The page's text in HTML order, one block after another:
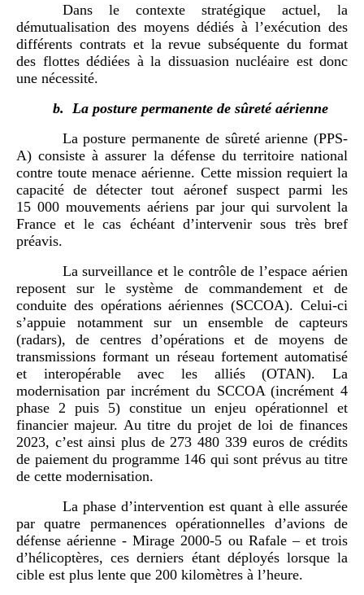
Dans le contexte stratégique actuel, la
démutualisation des moyens dédiés à l’exécution des
différents contrats et la revue subséquente du format
des flottes dédiées à la dissuasion nucléaire est donc
une nécessité.
b.
La posture permanente de sûreté aérienne
La posture permanente de sûreté arienne (PPS-
A) consiste à assurer la défense du territoire national
contre toute menace aérienne. Cette mission requiert la
capacité de détecter tout aéronef suspect parmi les
15 000 mouvements aériens par jour qui survolent la
France et le cas échéant d’intervenir sous très bref
préavis.
La surveillance et le contrôle de l’espace aérien
reposent sur le système de commandement et de
conduite des opérations aériennes (SCCOA). Celui-ci
s’appuie notamment sur un ensemble de capteurs
(radars), de centres d’opérations et de moyens de
transmissions formant un réseau fortement automatisé
et interopérable avec les alliés (OTAN). La
modernisation par incrément du SCCOA (incrément 4
phase 2 puis 5) constitue un enjeu opérationnel et
financier majeur. Au titre du projet de loi de finances
2023, c’est ainsi plus de 273 480 339 euros de crédits
de paiement du programme 146 qui sont prévus au titre
de cette modernisation.
La phase d’intervention est quant à elle assurée
par quatre permanences opérationnelles d’avions de
défense aérienne - Mirage 2000-5 ou Rafale – et trois
d’hélicoptères, ces derniers étant déployés lorsque la
cible est plus lente que 200 kilomètres à l’heure.